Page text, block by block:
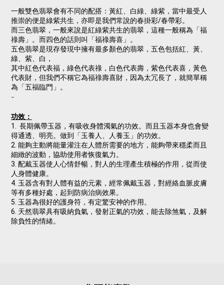
一般雙色翡翠會有不同的配搭：黃紅、白綠、綠紫，當中最受人
推崇的便是綠紫共生，亦即是我們常說的春掛彩/春帶彩。
而三色翡翠，一般來說是紅綠紫共生的翡翠，這種一般稱為「福
祿壽」。而四色的話則叫「福祿壽喜」。
五色翡翠是現存發現中擁有最多顏色的翡翠，五色包括紅、黃、
綠、紫、白，
其中紅色代表福，綠色代表祿，白色代表壽，紫色代表喜，黃色
代表財，但我們不稱它為福祿壽喜財，因為太冗長了，就簡單稱
為「五福臨門」。
-
功效：
1. 長期佩帶玉器，有吸收身體濁氣的功效。而且玉器本身也會變
得通透、明亮。做到「玉養人、人養玉」的功效。
2. 能夠主動將能量灌注在人體所需要的地方，能夠帶來穩柔而且
細緻的波動，協助使用者恢復氣力。
3. 配戴玉器使人心情舒暢，對人的生理產生積極的作用，從而使
人身體健康。
4. 玉器含有對人體有益的元素，經常佩戴玉器，對經絡血脈皮膚
等有多種好處，起到防病治病效果。
5. 玉器為很好的護身符，有定驚安神的作用。
6. 天然翡翠具有吸納負氣，發射正氣的功效，能去除煞氣，及解
除負性的情緒。